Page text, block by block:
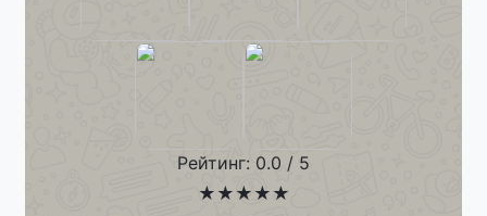
Рейтинг: 0.0 / 5
★ ★ ★ ★ ★